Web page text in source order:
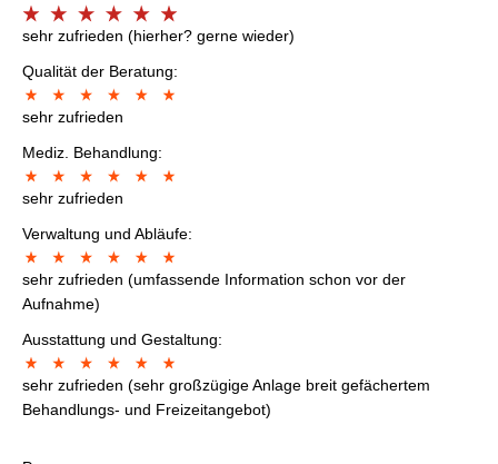
sehr zufrieden (hierher? gerne wieder)
Qualität der Beratung:
sehr zufrieden
Mediz. Behandlung:
sehr zufrieden
Verwaltung und Abläufe:
sehr zufrieden (umfassende Information schon vor der
Aufnahme)
Ausstattung und Gestaltung:
sehr zufrieden (sehr großzügige Anlage breit gefächertem
Behandlungs- und Freizeitangebot)